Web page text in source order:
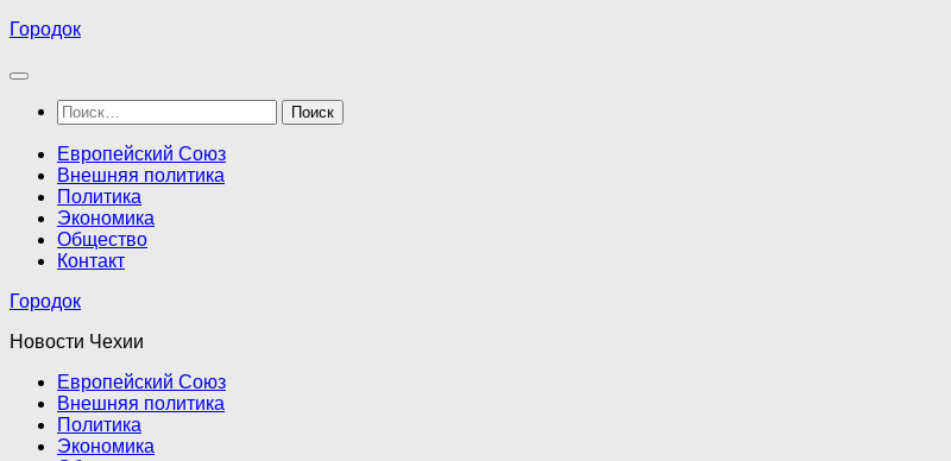
Перейти
содержимому
Городок
Найти:
Европейский Союз
Внешняя политика
Политика
Экономика
Общество
Контакт
Городок
Новости Чехии
Европейский Союз
Внешняя политика
Политика
Экономика